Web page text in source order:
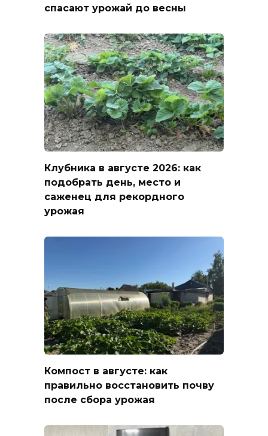
спасают урожай до весны
Клубника в августе 2026: как
подобрать день, место и
саженец для рекордного
урожая
Компост в августе: как
правильно восстановить почву
после сбора урожая